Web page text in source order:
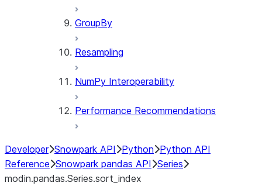
GroupBy
Resampling
NumPy Interoperability
Performance Recommendations
Developer Snowpark API Python Python API
Reference Snowpark pandas API Series
modin.pandas.Series.sort_index